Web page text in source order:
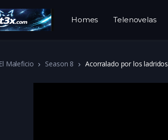
Homes Telenovelas
Maleficio Season 8 Acorralado por los ladridos